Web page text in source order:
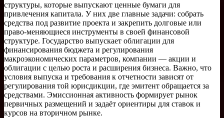
структуры, которые выпускают ценные бумаги для
привлечения капитала. У них две главные задачи: собрать
средства под развитие проекта и закрепить долговые или
право-меняющиеся инструменты в своей финансовой
структуре. Государство выпускает облигации для
финансирования бюджета и регулирования
макроэкономических параметров, компании — акции и
облигации с целью роста и расширения бизнеса. Важно, что
условия выпуска и требования к отчетности зависят от
регулирования той юрисдикции, где эмитент обращается за
средствами. Эмиссионная активность формирует рынок
первичных размещений и задаёт ориентиры для ставок и
курсов на вторичном рынке.